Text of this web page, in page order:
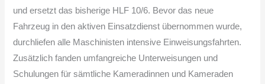
und ersetzt das bisherige HLF 10/6. Bevor das neue
Fahrzeug in den aktiven Einsatzdienst übernommen wurde,
durchliefen alle Maschinisten intensive Einweisungsfahrten.
Zusätzlich fanden umfangreiche Unterweisungen und
Schulungen für sämtliche Kameradinnen und Kameraden